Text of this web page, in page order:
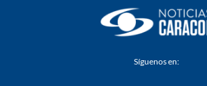
Síguenos en: